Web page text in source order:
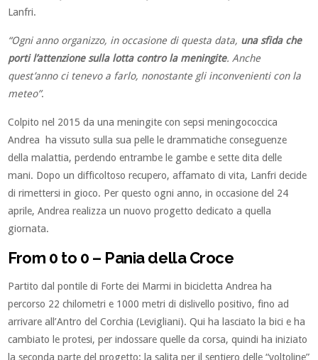
Lanfri.
“Ogni anno organizzo, in occasione di questa data, una sfida che
porti l’attenzione sulla lotta contro la meningite. Anche
quest’anno ci tenevo a farlo, nonostante gli inconvenienti con la
meteo”.
Colpito nel 2015 da una meningite con sepsi meningococcica
Andrea ha vissuto sulla sua pelle le drammatiche conseguenze
della malattia, perdendo entrambe le gambe e sette dita delle
mani. Dopo un difficoltoso recupero, affamato di vita, Lanfri decide
di rimettersi in gioco. Per questo ogni anno, in occasione del 24
aprile, Andrea realizza un nuovo progetto dedicato a quella
giornata.
From 0 to 0 – Pania della Croce
Partito dal pontile di Forte dei Marmi in bicicletta Andrea ha
percorso 22 chilometri e 1000 metri di dislivello positivo, fino ad
arrivare all’Antro del Corchia (Levigliani). Qui ha lasciato la bici e ha
cambiato le protesi, per indossare quelle da corsa, quindi ha iniziato
la seconda parte del progetto: la salita per il sentiero delle “voltoline”